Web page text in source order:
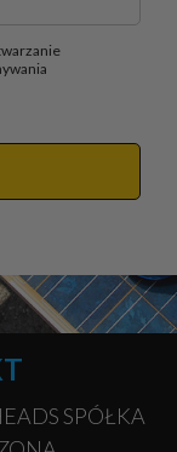
SPÓŁKA